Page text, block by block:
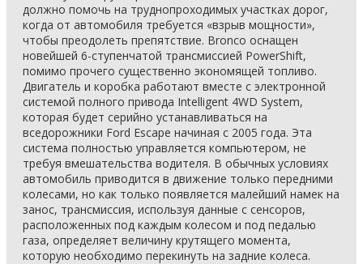
должно помочь на труднопроходимых участках дорог,
когда от автомобиля требуется «взрыв мощности»,
чтобы преодолеть препятствие. Bronco оснащен
новейшей 6-ступенчатой трансмиссией PowerShift,
помимо прочего существенно экономящей топливо.
Двигатель и коробка работают вместе с электронной
системой полного привода Intelligent 4WD System,
которая будет серийно устанавливаться на
вседорожники Ford Escape начиная c 2005 года. Эта
система полностью управляется компьютером, не
требуя вмешательства водителя. В обычных условиях
автомобиль приводится в движение только передними
колесами, но как только появляется малейший намек на
занос, трансмиссия, используя данные с сенсоров,
расположенных под каждым колесом и под педалью
газа, определяет величину крутящего момента,
которую необходимо перекинуть на задние колеса.